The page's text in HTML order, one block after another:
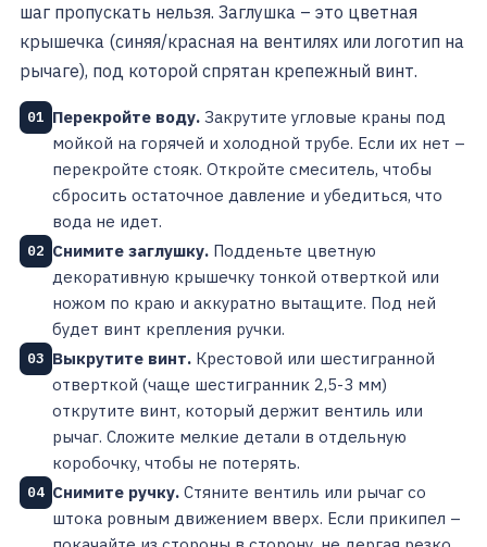
шаг пропускать нельзя. Заглушка – это цветная
крышечка (синяя/красная на вентилях или логотип на
рычаге), под которой спрятан крепежный винт.
01 Перекройте воду. Закрутите угловые краны под
мойкой на горячей и холодной трубе. Если их нет –
перекройте стояк. Откройте смеситель, чтобы
сбросить остаточное давление и убедиться, что
вода не идет.
02 Снимите заглушку. Подденьте цветную
декоративную крышечку тонкой отверткой или
ножом по краю и аккуратно вытащите. Под ней
будет винт крепления ручки.
03 Выкрутите винт. Крестовой или шестигранной
отверткой (чаще шестигранник 2,5-3 мм)
открутите винт, который держит вентиль или
рычаг. Сложите мелкие детали в отдельную
коробочку, чтобы не потерять.
04 Снимите ручку. Стяните вентиль или рычаг со
штока ровным движением вверх. Если прикипел –